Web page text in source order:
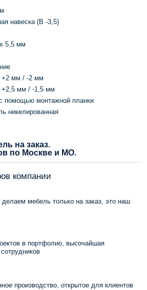
навеска (B -3,5)
5,5 мм
+2 мм / -2 мм
+2,5 мм / -1,5 мм
помощью монтажной планки
никелированная
на заказ.
по Москве и МО.
компании
мебель только на заказ, это наш
в портфолио, высочайшая
производство, открытое для клиентов